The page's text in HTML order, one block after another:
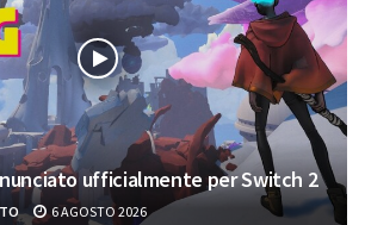
ufficialmente per Switch 2
6 AGOSTO 2026